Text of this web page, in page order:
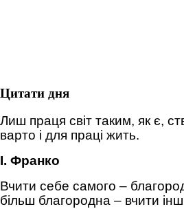
Цитати дня
Лиш праця світ таким, як є,
варто і для праці жить.
І. Франко
Вчити себе самого –
більш благородна – вчити